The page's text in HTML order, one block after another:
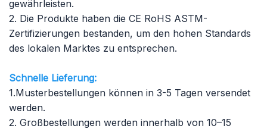
gewährleisten.
2. Die Produkte haben die CE RoHS ASTM-
Zertifizierungen bestanden, um den hohen Standards
des lokalen Marktes zu entsprechen.
Schnelle Lieferung:
1.Musterbestellungen können in 3-5 Tagen versendet
werden.
2. Großbestellungen werden innerhalb von 10–15